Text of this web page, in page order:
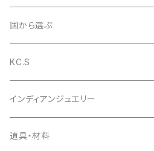
1953年
1954年
コインペンダント
1953年
1954年
コインバングル
1953年
1954年
コインガーディアンベル
コインの迷子札
ペンダント
リング
バングル
ピアス
国から選ぶ
アメリカ
イギリス
デンマーク
KC.S
財布
ラウンドファスナー
小銭入れ
インディアンジュエリー
ペンダント
道具・材料